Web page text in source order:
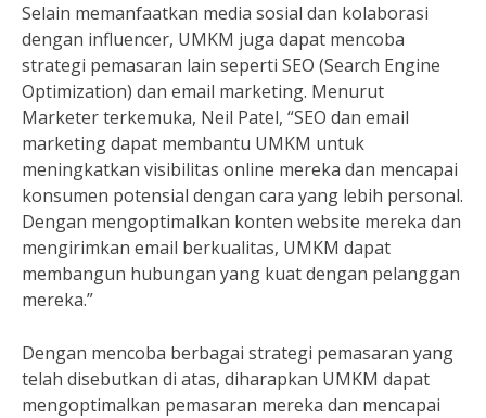
Selain memanfaatkan media sosial dan kolaborasi
dengan influencer, UMKM juga dapat mencoba
strategi pemasaran lain seperti SEO (Search Engine
Optimization) dan email marketing. Menurut
Marketer terkemuka, Neil Patel, “SEO dan email
marketing dapat membantu UMKM untuk
meningkatkan visibilitas online mereka dan mencapai
konsumen potensial dengan cara yang lebih personal.
Dengan mengoptimalkan konten website mereka dan
mengirimkan email berkualitas, UMKM dapat
membangun hubungan yang kuat dengan pelanggan
mereka.”
Dengan mencoba berbagai strategi pemasaran yang
telah disebutkan di atas, diharapkan UMKM dapat
mengoptimalkan pemasaran mereka dan mencapai